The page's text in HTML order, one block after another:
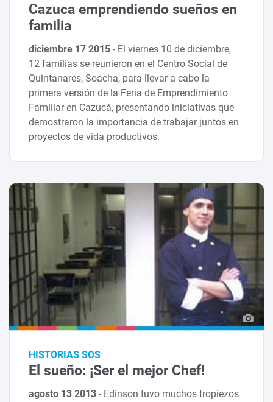
Cazuca emprendiendo sueños en
familia
diciembre 17 2015- El viernes 10 de diciembre,
12 familias se reunieron en el Centro Social de
Quintanares, Soacha, para llevar a cabo la
primera versión de la Feria de Emprendimiento
Familiar en Cazucá, presentando iniciativas que
demostraron la importancia de trabajar juntos en
proyectos de vida productivos.
HISTORIAS SOS
El sueño: ¡Ser el mejor Chef!
agosto 13 2013- Edinson tuvo muchos tropiezos